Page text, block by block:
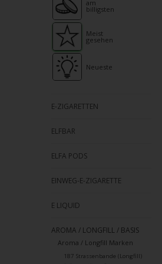
am
billigsten
Meist
gesehen
Neueste
E-ZIGARETTEN
ELFBAR
ELFA PODS
EINWEG-E-ZIGARETTE
E LIQUID
AROMA / LONGFILL / BASIS
Aroma / Longfill Marken
187 Strassenbande (Longfill)